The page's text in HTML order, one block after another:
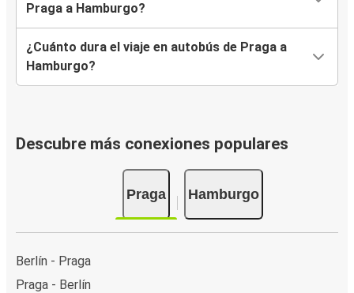
Praga a Hamburgo?
¿Cuánto dura el viaje en autobús de Praga a
Hamburgo?
Descubre más conexiones populares
Praga Hamburgo
Berlín - Praga
Praga - Berlín